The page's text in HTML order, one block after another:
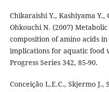
Chikaraishi Y., Kashiyama Y.,
Ohkouchi N. (2007)
composition of amino acids
implications for aquatic food
Progress Series 342, 85-90.
Conceição L.E.C., Skjermo